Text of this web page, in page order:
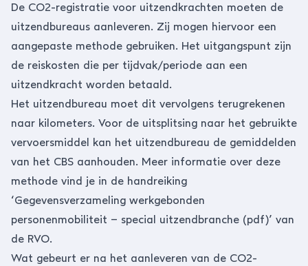
De CO2-registratie voor uitzendkrachten moeten de
uitzendbureaus aanleveren. Zij mogen hiervoor een
aangepaste methode gebruiken. Het uitgangspunt zijn
de reiskosten die per tijdvak/periode aan een
uitzendkracht worden betaald.
Het uitzendbureau moet dit vervolgens terugrekenen
naar kilometers. Voor de uitsplitsing naar het gebruikte
vervoersmiddel kan het uitzendbureau de gemiddelden
van het CBS aanhouden. Meer informatie over deze
methode vind je in de handreiking
‘Gegevensverzameling werkgebonden
personenmobiliteit – special uitzendbranche (pdf)’ van
de RVO.
Wat gebeurt er na het aanleveren van de CO2-